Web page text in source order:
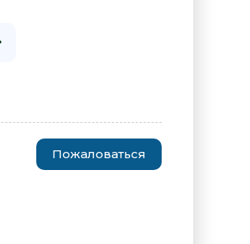
Пожаловаться